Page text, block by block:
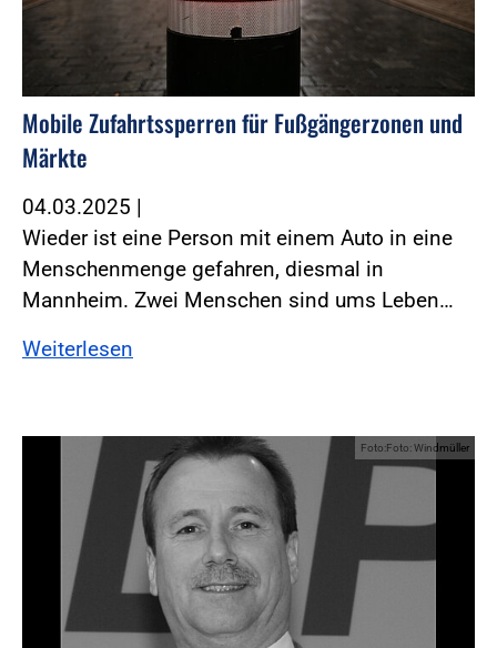
Mobile Zufahrtssperren für Fußgängerzonen und
Märkte
04.03.2025 |
Wieder ist eine Person mit einem Auto in eine
Menschenmenge gefahren, diesmal in
Mannheim. Zwei Menschen sind ums Leben…
Weiterlesen
Foto:Foto: Windmüller